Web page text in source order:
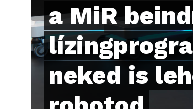
a MiR
neked is